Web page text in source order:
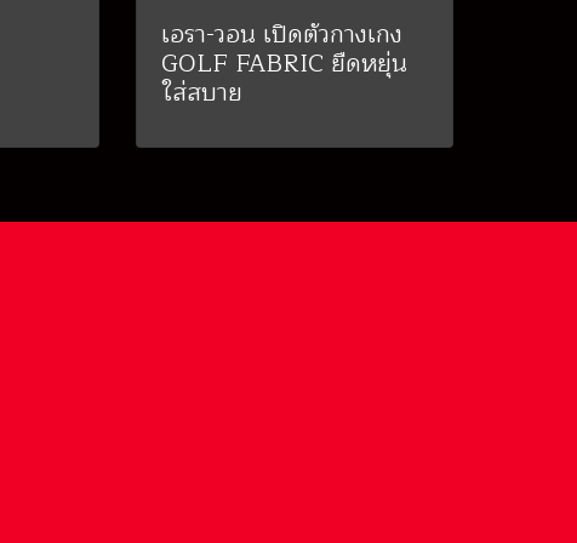
เอรา-วอน เปิดตัวกางเกง
GOLF FABRIC ยืดหยุ่น
ใส่สบาย